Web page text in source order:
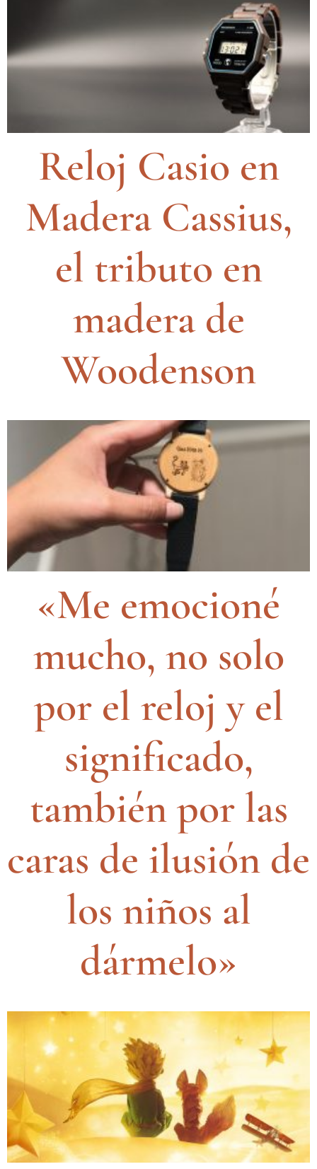
Reloj Casio en
Madera Cassius,
el tributo en
madera de
Woodenson
«Me emocioné
mucho, no solo
por el reloj y el
significado,
también por las
caras de ilusión de
los niños al
dármelo»